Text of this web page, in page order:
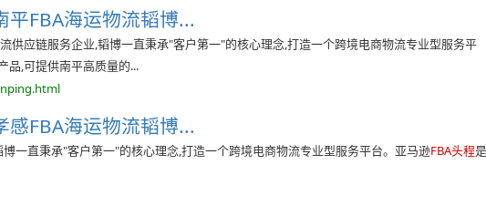
平FBA海运物流韬博...
供应链服务企业,韬博一直秉承"客户第一"的核心理念,打造一个跨境电商物流专业型服务平
品,可提供南平高质量的...
感FBA海运物流韬博...
一直秉承"客户第一"的核心理念,打造一个跨境电商物流专业型服务平台。亚马逊FBA头程